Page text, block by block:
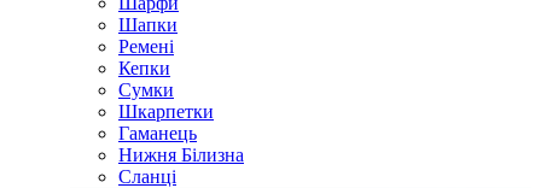
Шапки
Ремені
Кепки
Сумки
Шкарпетки
Гаманець
Нижня Білизна
Сланці